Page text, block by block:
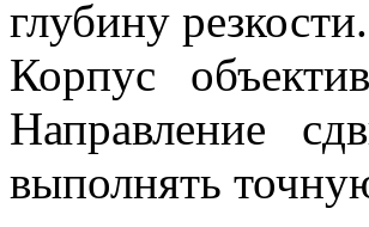
глубину резкости.
Корпус
Направление
выполнять